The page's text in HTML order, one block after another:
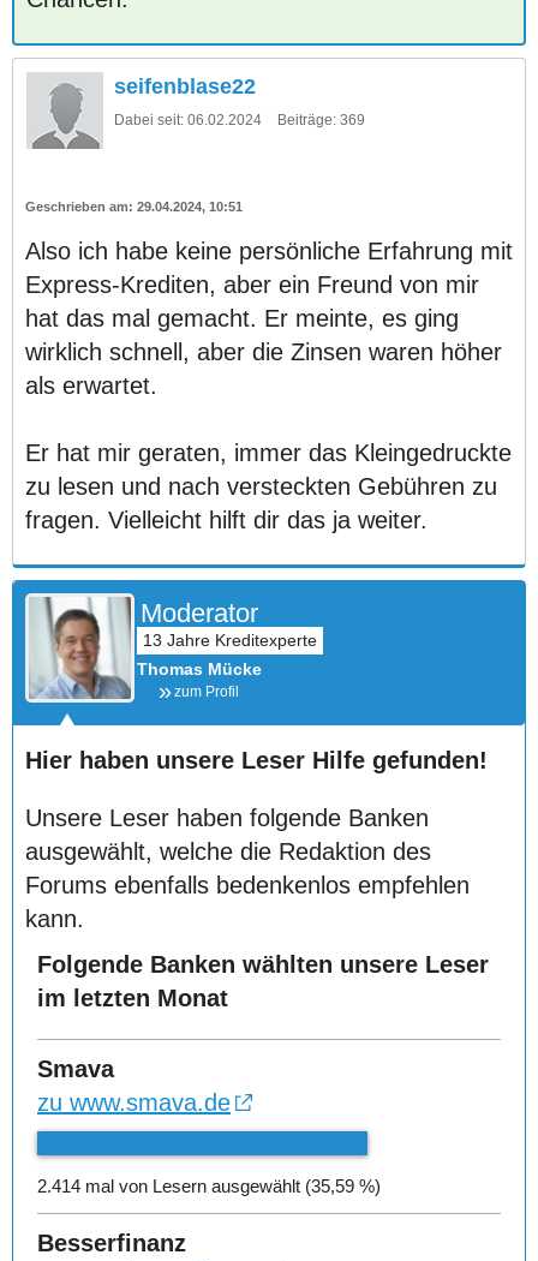
seifenblase22
Dabei seit: 06.02.2024 Beiträge: 369
29.04.2024, 10:51
Also ich habe keine persönliche Erfahrung mit
Express-Krediten, aber ein Freund von mir
hat das mal gemacht. Er meinte, es ging
wirklich schnell, aber die Zinsen waren höher
als erwartet.
Er hat mir geraten, immer das Kleingedruckte
zu lesen und nach versteckten Gebühren zu
fragen. Vielleicht hilft dir das ja weiter.
Moderator
Thomas Mücke
zum Profil
Hier haben unsere Leser Hilfe gefunden!
Unsere Leser haben folgende Banken
ausgewählt, welche die Redaktion des
Forums ebenfalls bedenkenlos empfehlen
kann.
Folgende Banken wählten unsere Leser
im letzten Monat
Smava
zu www.smava.de
2.414 mal von Lesern ausgewählt (35,59 %)
Besserfinanz